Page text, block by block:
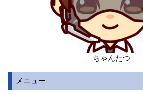
ちゃんたつ
メニュー